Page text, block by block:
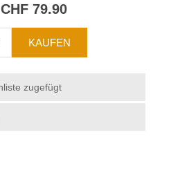
CHF 79.90